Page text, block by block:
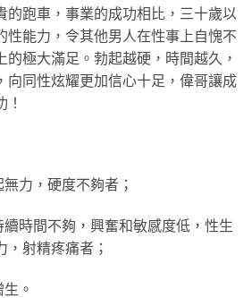
的跑車，事業的成功相比，三十歲以
性能力，令其他男人在性事上自愧不
極大滿足。勃起越硬，時間越久，
向同性炫耀更加信心十足，偉哥讓成
力，硬度不夠者；
時間不夠，興奮和敏感度低，性生
，射精疼痛者；
。